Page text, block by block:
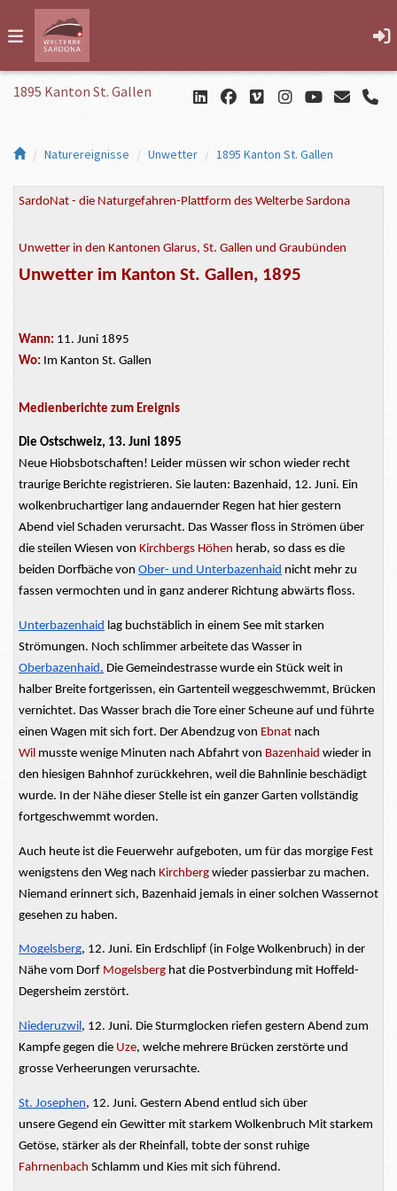
1895 Kanton St. Gallen
Naturereignisse Unwetter 1895 Kanton St. Gallen
SardoNat - die Naturgefahren-Plattform des Welterbe Sardona
Unwetter in den Kantonen Glarus, St. Gallen und Graubünden
Unwetter im Kanton St. Gallen, 1895
Wann: 11. Juni 1895
Wo: Im Kanton St. Gallen
Medienberichte zum Ereignis
Die Ostschweiz, 13. Juni 1895
Neue Hiobsbotschaften! Leider müssen wir schon wieder recht
traurige Berichte registrieren. Sie lauten: Bazenhaid, 12. Juni. Ein
wolkenbruchartiger lang andauernder Regen hat hier gestern
Abend viel Schaden verursacht. Das Wasser floss in Strömen über
die steilen Wiesen von Kirchbergs Höhen herab, so dass es die
beiden Dorfbäche von Ober- und Unterbazenhaid nicht mehr zu
fassen vermochten und in ganz anderer Richtung abwärts floss.
Unterbazenhaid lag buchstäblich in einem See mit starken
Strömungen. Noch schlimmer arbeitete das Wasser in
Oberbazenhaid, Die Gemeindestrasse wurde ein Stück weit in
halber Breite fortgerissen, ein Gartenteil weggeschwemmt, Brücken
vernichtet. Das Wasser brach die Tore einer Scheune auf und führte
einen Wagen mit sich fort. Der Abendzug von Ebnat nach
Wil musste wenige Minuten nach Abfahrt von Bazenhaid wieder in
den hiesigen Bahnhof zurückkehren, weil die Bahnlinie beschädigt
wurde. In der Nähe dieser Stelle ist ein ganzer Garten vollständig
fortgeschwemmt worden.
Auch heute ist die Feuerwehr aufgeboten, um für das morgige Fest
wenigstens den Weg nach Kirchberg wieder passierbar zu machen.
Niemand erinnert sich, Bazenhaid jemals in einer solchen Wassernot
gesehen zu haben.
Mogelsberg, 12. Juni. Ein Erdschlipf (in Folge Wolkenbruch) in der
Nähe vom Dorf Mogelsberg hat die Postverbindung mit Hoffeld-
Degersheim zerstört.
Niederuzwil , 12. Juni. Die Sturmglocken riefen gestern Abend zum
Kampfe gegen die Uze, welche mehrere Brücken zerstörte und
grosse Verheerungen verursachte.
St. Josephen, 12. Juni. Gestern Abend entlud sich über
unsere Gegend ein Gewitter mit starkem Wolkenbruch Mit starkem
Getöse, stärker als der Rheinfall, tobte der sonst ruhige
Fahrnenbach Schlamm und Kies mit sich führend.